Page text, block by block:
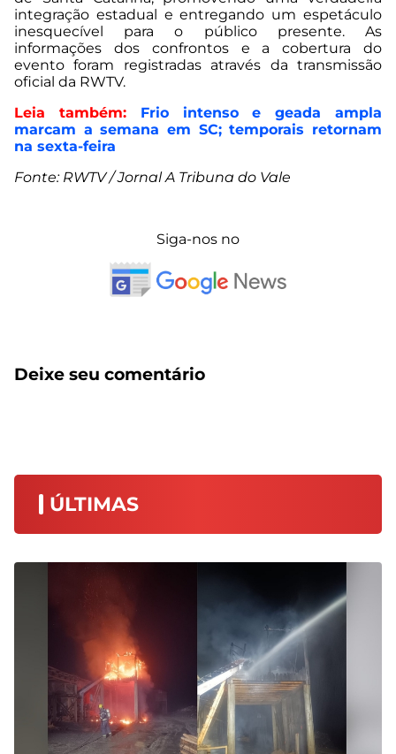
integração estadual e entregando um espetáculo
inesquecível para o público presente. As
informações dos confrontos e a cobertura do
evento foram registradas através da transmissão
oficial da RWTV.
Leia também:
Frio intenso e geada ampla
marcam a semana em SC; temporais retornam
na sexta-feira
Fonte: RWTV / Jornal A Tribuna do Vale
Siga-nos no
Deixe seu comentário
ÚLTIMAS